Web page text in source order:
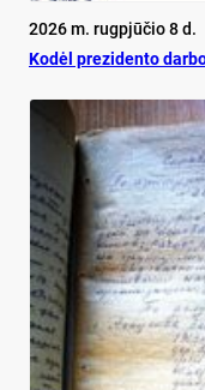
2026 m. rugpjūčio 8 d.
Ko­dėl pre­zi­den­to